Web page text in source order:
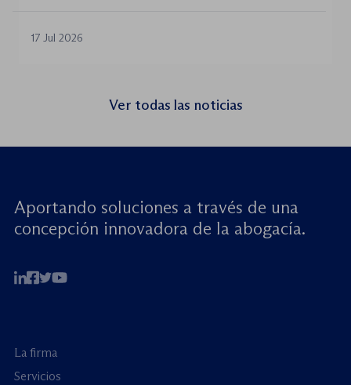
la World Jurist Association (WJA) y Just
seminario web internacional «Trata de
menores: reforzando la rendición de
17 Jul 2026
Ver todas las noticias
Aportando soluciones a través de una
concepción innovadora de la abogacía.
La firma
Servicios